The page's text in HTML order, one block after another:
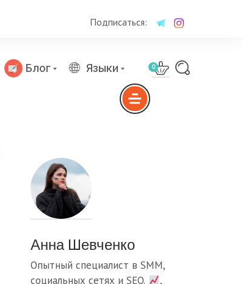
Подписаться:
Блог Языки
Анна Шевченко
Опытный специалист в SMM,
социальных сетях и SEO.